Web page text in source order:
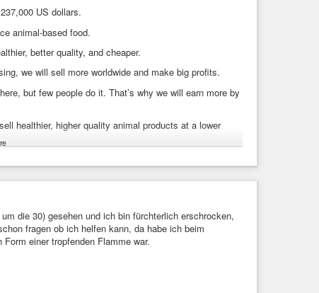
US dollars.
animal-based food.
better quality, and cheaper.
we will sell more worldwide and make big profits.
but few people do it. That’s why we will earn more by
healthier, higher quality animal products at a lower
husbandry is a very profitable business in Azerbaijan,
the farm in Azerbaijan will provide us with more
comes, you will receive your money back as
die 30) gesehen und ich bin fürchterlich erschrocken,
fragen ob ich helfen kann, da habe ich beim
einer tropfenden Flamme war.